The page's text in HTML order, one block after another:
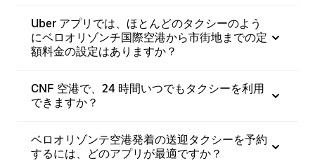
Uber アプリでは、ほとんどのタクシーのよう
にベロオリゾンチ国際空港から市街地までの定
額料金の設定はありますか？
CNF 空港で、24 時間いつでもタクシーを利用
できますか？
ベロオリゾンテ空港発着の送迎タクシーを予約
するには、どのアプリが最適ですか？